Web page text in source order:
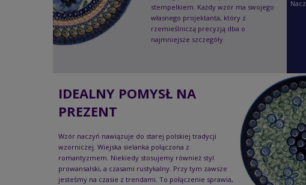
stempelkiem. Każdy wzór ma swojego
własnego projektanta, który z
rzemieślniczą precyzją dba o
najmniejsze szczegóły.
IDEALNY POMYSŁ NA
PREZENT
Wzór naczyń nawiązuje do starej polskiej tradycji
wzorniczej. Wiejska sielanka połączona z
romantyzmem. Niekiedy stosujemy również styl
prowansalski, a czasami rustykalny. Przy tym zawsze
jesteśmy na czasie z trendami. To połączenie sprawia,